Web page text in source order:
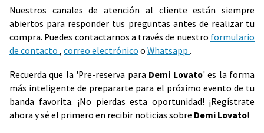
Nuestros canales de atención al cliente están siempre
abiertos para responder tus preguntas antes de realizar tu
compra. Puedes contactarnos a través de nuestro formulario
de contacto , correo electrónico o Whatsapp .
Recuerda que la 'Pre-reserva para Demi Lovato' es la forma
más inteligente de prepararte para el próximo evento de tu
banda favorita. ¡No pierdas esta oportunidad! ¡Regístrate
ahora y sé el primero en recibir noticias sobre Demi Lovato!